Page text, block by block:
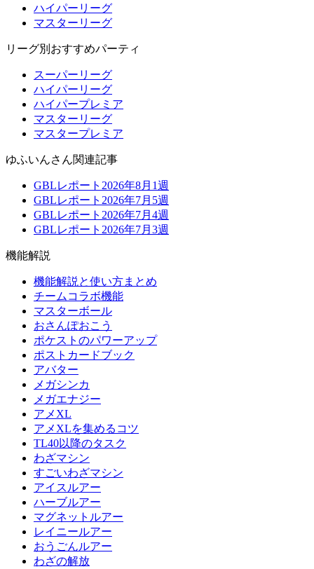
ハイパーリーグ
マスターリーグ
リーグ別おすすめパーティ
スーパーリーグ
ハイパーリーグ
ハイパープレミア
マスターリーグ
マスタープレミア
ゆふいんさん関連記事
GBLレポート2026年8月1週
GBLレポート2026年7月5週
GBLレポート2026年7月4週
GBLレポート2026年7月3週
機能解説
機能解説と使い方まとめ
チームコラボ機能
マスターボール
おさんぽおこう
ポケストのパワーアップ
ポストカードブック
アバター
メガシンカ
メガエナジー
アメXL
アメXLを集めるコツ
TL40以降のタスク
わざマシン
すごいわざマシン
アイスルアー
ハーブルアー
マグネットルアー
レイニールアー
おうごんルアー
わざの解放